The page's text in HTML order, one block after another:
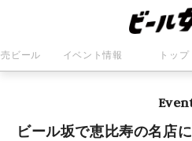
ビール イベント情報 トップ
ビール坂で恵比寿の名店